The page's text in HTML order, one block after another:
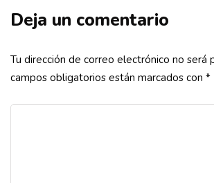
Deja un comentario
Tu dirección de correo electrónico no será
campos obligatorios están marcados con *